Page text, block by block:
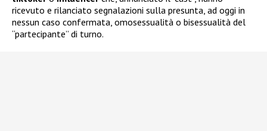
ricevuto e rilanciato segnalazioni sulla presunta, ad oggi in
nessun caso confermata, omosessualità o bisessualità del
“partecipante” di turno.